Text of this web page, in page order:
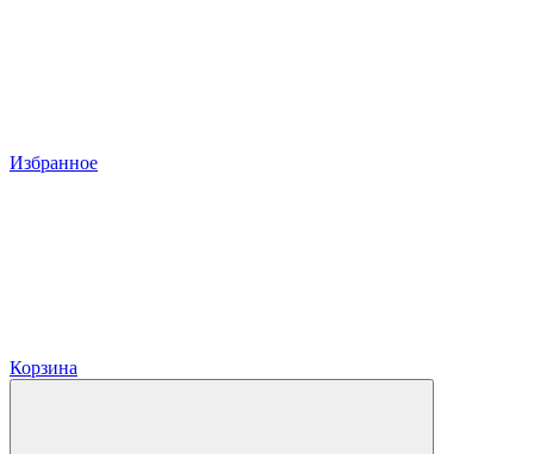
Избранное
Корзина